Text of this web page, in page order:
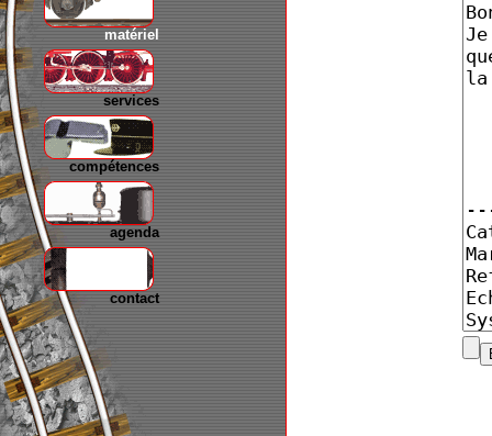
matériel
services
compétences
agenda
contact